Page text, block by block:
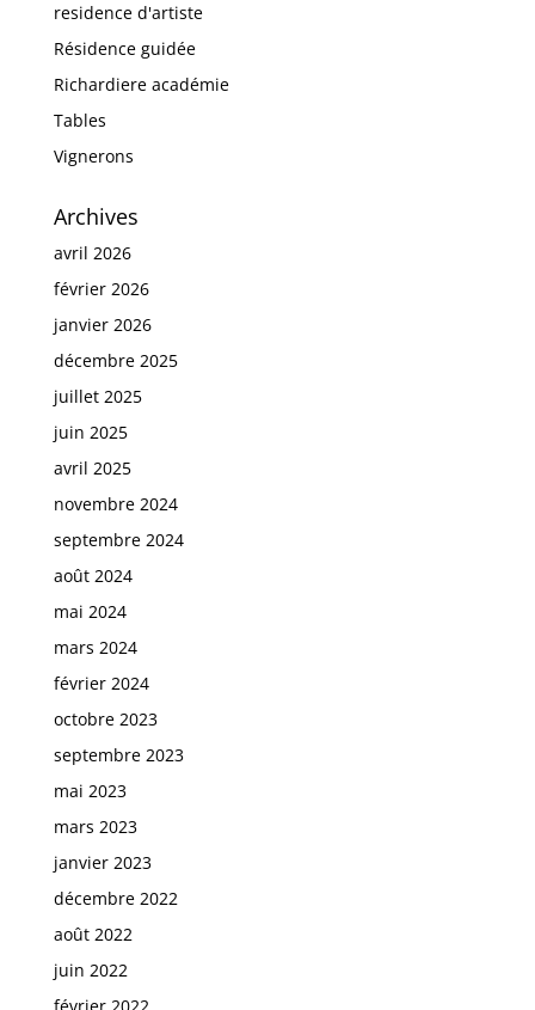
residence d'artiste
Résidence guidée
Richardiere académie
Tables
Vignerons
Archives
avril 2026
février 2026
janvier 2026
décembre 2025
juillet 2025
juin 2025
avril 2025
novembre 2024
septembre 2024
août 2024
mai 2024
mars 2024
février 2024
octobre 2023
septembre 2023
mai 2023
mars 2023
janvier 2023
décembre 2022
août 2022
juin 2022